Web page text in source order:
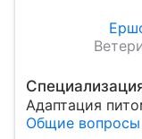
Адаптация
Общие вопросы